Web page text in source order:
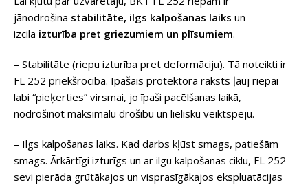
jānodrošina stabilitāte, ilgs kalpošanas laiks un
izcila izturība pret griezumiem un plīsumiem.
– Stabilitāte (riepu izturība pret deformāciju). Tā noteikti ir
FL 252 priekšrocība. Īpašais protektora raksts ļauj riepai
labi “pieķerties” virsmai, jo īpaši pacēlšanas laikā,
nodrošinot maksimālu drošību un lielisku veiktspēju.
– Ilgs kalpošanas laiks. Kad darbs kļūst smags, patiešām
smags. Ārkārtīgi izturīgs un ar ilgu kalpošanas ciklu, FL 252
sevi pierāda grūtākajos un visprasīgākajos ekspluatācijas